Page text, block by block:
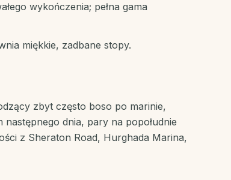
wykończenia; pełna gama
miękkie, zadbane stopy.
zbyt często boso po marinie,
dnia, pary na popołudnie
z Sheraton Road, Hurghada Marina,